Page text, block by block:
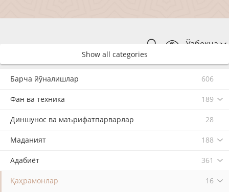
Ўзбекча
Show all categories
Барча йўналишлар 606
Фан ва техника 189
Диншунос ва маърифатпарварлар 28
Маданият 188
Адабиёт 361
Қаҳрамонлар 16